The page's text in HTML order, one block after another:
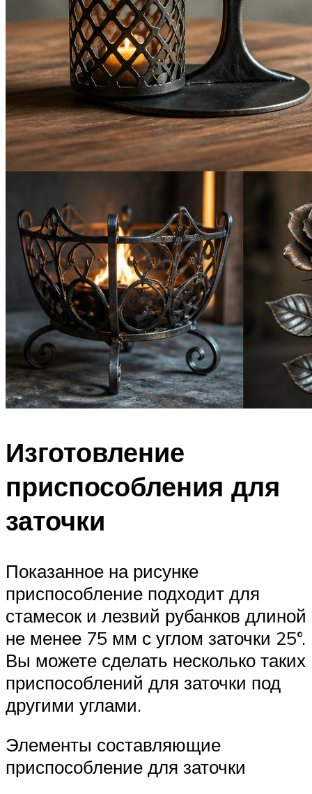
Изготовление
приспособления для
заточки
Показанное на рисунке
приспособление подходит для
стамесок и лезвий рубанков длиной
не менее 75 мм с углом заточки 25°.
Вы можете сделать несколько таких
приспособлений для заточки под
другими углами.
Элементы составляющие
приспособление для заточки